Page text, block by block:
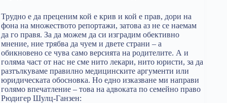
Трудно е да преценим кой е крив и кой е прав, дори на
фона на множеството репортажи, затова аз не се наемам
да го правя. За да можем да си изградим обективно
мнение, ние трябва да чуем и двете страни – а
обикновено се чува само версията на родителите. А и
голяма част от нас не сме нито лекари, нито юристи, за да
разтълкуваме правилно медицинските аргументи или
юридическата обосновка. Но едно изказване ми направи
голямо впечатление – това на адвоката по семейно право
Рюдигер Шулц-Ганзен: